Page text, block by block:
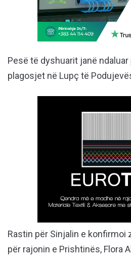
Pesë të dyshuarit janë
plagosjet në Lupç të
Rastin për Sinjalin e konfirmoi
për rajonin e Prishtinës, Flora